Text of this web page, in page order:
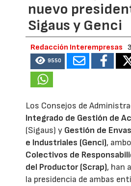
nuevo
Sigaus y Genci
Redacción Interempresas
9550
Los Consejos de
Integrado de Gestión de
(Sigaus) y Gestión de
e Industriales (Genci),
Colectivos de
del Productor (Scrap), han
la presidencia de ambas